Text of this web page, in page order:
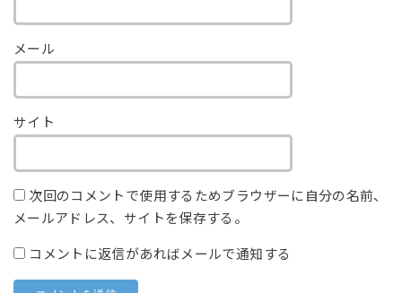
メール
サイト
次回のコメントで使用するためブラウザーに自分の名前、
メールアドレス、サイトを保存する。
コメントに返信があればメールで通知する